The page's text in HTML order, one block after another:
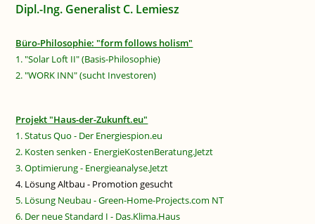
Dipl.-Ing. Generalist C. Lemiesz
Büro-Philosophie: "form follows holism"
1. "Solar Loft II" (Basis-Philosophie)
2. "WORK INN" (sucht Investoren)
Projekt "Haus-der-Zukunft.eu"
1. Status Quo - Der Energiespion.eu
2. Kosten senken - EnergieKostenBeratung.Jetzt
3. Optimierung - Energieanalyse.Jetzt
4. Lösung Altbau - Promotion gesucht
5. Lösung Neubau - Green-Home-Projects.com NT
6. Der neue Standard I - Das.Klima.Haus